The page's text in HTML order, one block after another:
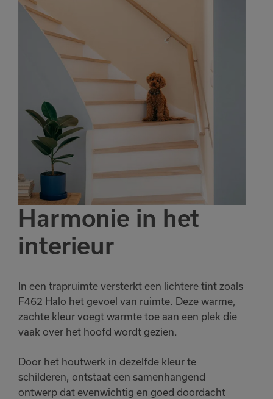
Harmonie in het
interieur
In een trapruimte versterkt een lichtere tint zoals
F462 Halo het gevoel van ruimte. Deze warme,
zachte kleur voegt warmte toe aan een plek die
vaak over het hoofd wordt gezien.
Door het houtwerk in dezelfde kleur te
schilderen, ontstaat een samenhangend
ontwerp dat evenwichtig en goed doordacht